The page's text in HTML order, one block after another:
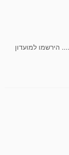
הירשמו למועדון